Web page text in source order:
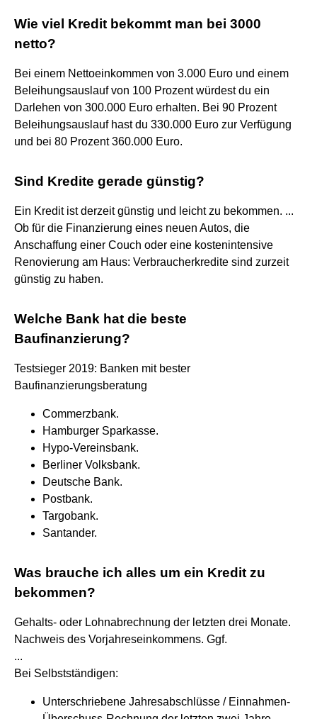
Wie viel Kredit bekommt man bei 3000
netto?
Bei einem Nettoeinkommen von 3.000 Euro und einem
Beleihungsauslauf von 100 Prozent würdest du ein
Darlehen von 300.000 Euro erhalten. Bei 90 Prozent
Beleihungsauslauf hast du 330.000 Euro zur Verfügung
und bei 80 Prozent 360.000 Euro.
Sind Kredite gerade günstig?
Ein Kredit ist derzeit günstig und leicht zu bekommen. ...
Ob für die Finanzierung eines neuen Autos, die
Anschaffung einer Couch oder eine kostenintensive
Renovierung am Haus: Verbraucherkredite sind zurzeit
günstig zu haben.
Welche Bank hat die beste
Baufinanzierung?
Testsieger 2019: Banken mit bester
Baufinanzierungsberatung
Commerzbank.
Hamburger Sparkasse.
Hypo-Vereinsbank.
Berliner Volksbank.
Deutsche Bank.
Postbank.
Targobank.
Santander.
Was brauche ich alles um ein Kredit zu
bekommen?
Gehalts- oder Lohnabrechnung der letzten drei Monate.
Nachweis des Vorjahreseinkommens. Ggf.
...
Bei Selbstständigen:
Unterschriebene Jahresabschlüsse / Einnahmen-